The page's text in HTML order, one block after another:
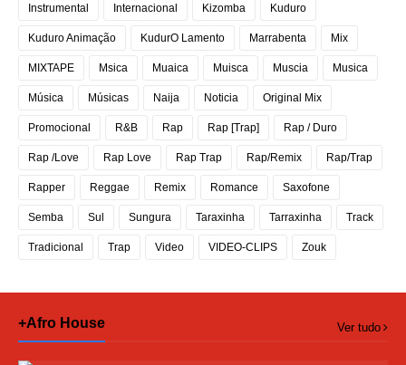
Instrumental Internacional Kizomba Kuduro
Kuduro Animação KudurO Lamento Marrabenta Mix
MIXTAPE Msica Muaica Muisca Muscia Musica
Música Músicas Naija Noticia Original Mix
Promocional R&B Rap Rap [Trap] Rap / Duro
Rap /Love Rap Love Rap Trap Rap/Remix Rap/Trap
Rapper Reggae Remix Romance Saxofone
Semba Sul Sungura Taraxinha Tarraxinha Track
Tradicional Trap Video VIDEO-CLIPS Zouk
+Afro House Ver tudo